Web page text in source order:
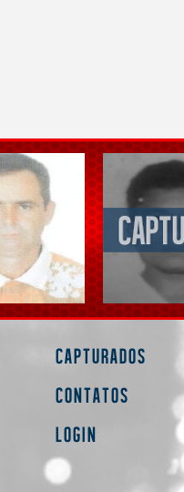
Capturados
Contatos
Login